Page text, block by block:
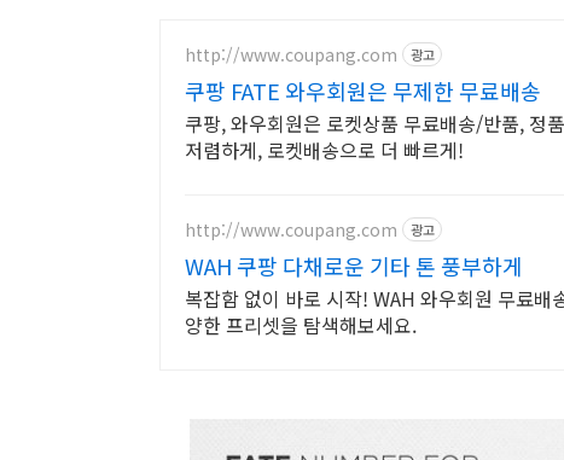
http://www.coupang.com 광고
쿠팡 FATE 와우회원은 무제한 무료배송
쿠팡, 와우회원은 로켓상품 무료배송/반품, 정
저렴하게, 로켓배송으로 더 빠르게!
http://www.coupang.com 광고
WAH 쿠팡 다채로운 기타 톤 풍부하게
복잡함 없이 바로 시작! WAH 와우회원 무료
양한 프리셋을 탐색해보세요.